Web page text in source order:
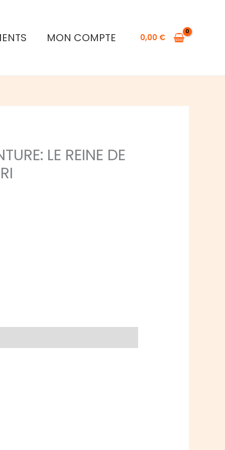
MON COMPTE 0,00 €
LE REINE DE